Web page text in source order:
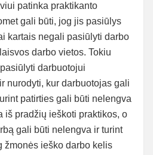
patinka praktikanto
gali būti, jog jis pasiūlys
kartais negali pasiūlyti darbo
darbo vietos. Tokiu
darbuotojui
nurodyti, kur darbuotojas gali
patirties gali būti nelengva
iš pradžių ieškoti praktikos, o
gali būti nelengva ir turint
žmonės ieško darbo kelis